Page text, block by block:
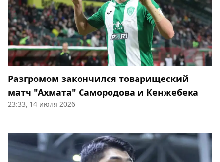
Разгромом закончился товарищеский
матч "Ахмата" Самородова и Кенжебека
23:33, 14 июля 2026